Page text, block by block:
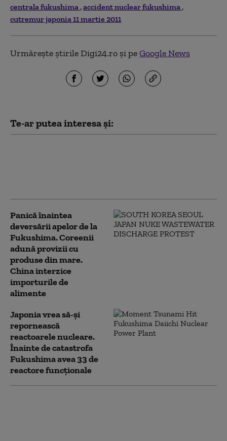
centrala fukushima accident nuclear fukushima
cutremur japonia 11 martie 2011
Urmărește știrile Digi24.ro și peGoogle News
Te-ar putea interesa și:
Panică înaintea
deversării apelor de la
Fukushima. Coreenii
adună provizii cu
produse din mare.
China interzice
importurile de
alimente
Japonia vrea să-și
repornească
reactoarele nucleare.
Înainte de catastrofa
Fukushima avea 33 de
reactore funcționale